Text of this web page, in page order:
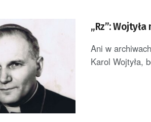
„Rz”:
Ani w
Karol Wojtyła,